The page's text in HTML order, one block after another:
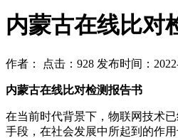
内蒙古在线比对
作者： 点击：928 发布时间：
内蒙古在线比对检测报告书
在当前时代背景下，物联网技术
手段，在社会发展中所起到的作